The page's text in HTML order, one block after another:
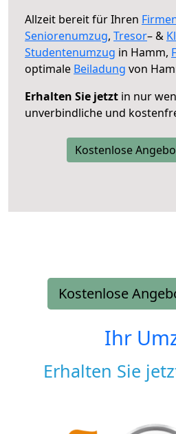
Allzeit bereit für Ihren
Seniorenumzug, Tresor– &
Studentenumzug in Hamm,
optimale Beiladung von
Erhalten Sie jetzt in nur
unverbindliche und
Kostenlose
Kostenlose
Ihr
Erhalten Sie